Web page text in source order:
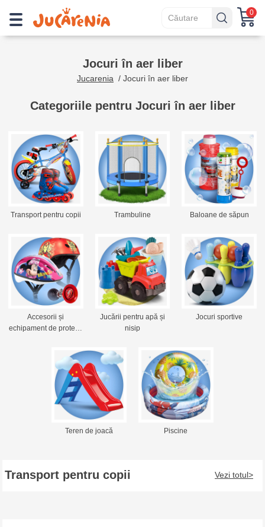
0
Jocuri în aer liber
Jucarenia / Jocuri în aer liber
Categoriile pentru Jocuri în aer liber
Transport pentru copii Trambuline Baloane de săpun
Accesorii și
echipament de prote…
Jucării pentru apă și
nisip
Jocuri sportive
Teren de joacă Piscine
Transport pentru copii Vezi totul